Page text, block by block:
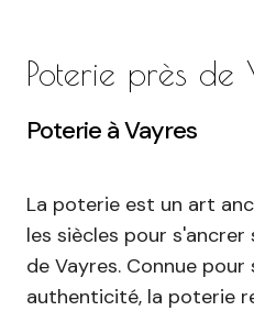
Poterie près de
Poterie à Vayres
La poterie est un art
les siècles pour
de Vayres. Connue
authenticité, la poterie